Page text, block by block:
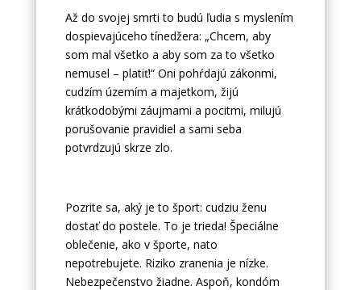
Až do svojej smrti to budú ľudia s myslením
dospievajúceho tínedžera: „Chcem, aby
som mal všetko a aby som za to všetko
nemusel – platiť!“ Oni pohŕdajú zákonmi,
cudzím územím a majetkom, žijú
krátkodobými záujmami a pocitmi, milujú
porušovanie pravidiel a sami seba
potvrdzujú skrze zlo.
Pozrite sa, aký je to šport: cudziu ženu
dostať do postele. To je trieda! Špeciálne
oblečenie, ako v športe, nato
nepotrebujete. Riziko zranenia je nízke.
Nebezpečenstvo žiadne. Aspoň, kondóm